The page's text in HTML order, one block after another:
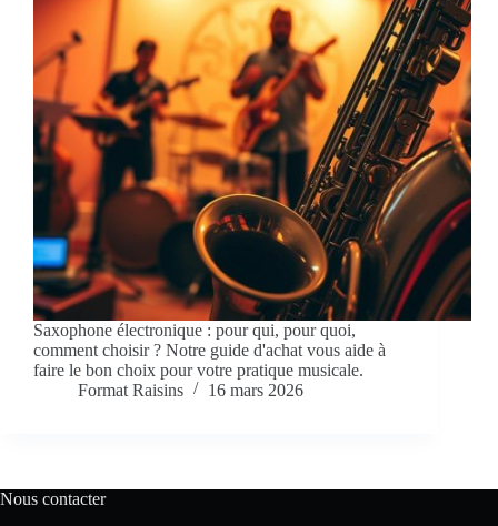
Saxophone électronique : pour qui, pour quoi,
comment choisir ? Notre guide d'achat vous aide à
faire le bon choix pour votre pratique musicale.
Format Raisins
16 mars 2026
Nous contacter